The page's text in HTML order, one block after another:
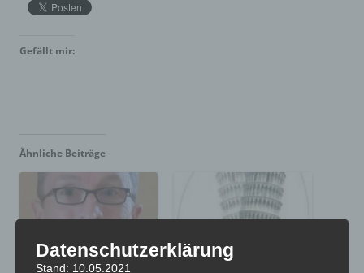
Gefällt mir:
Ähnliche Beiträge
Werte erhalten –
Eine Frage der
Datenschutzerklärung
Stand: 10.05.2021